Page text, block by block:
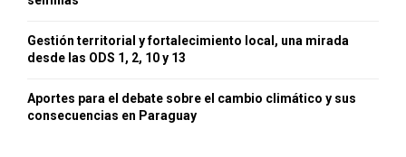
Gestión territorial y fortalecimiento local, una mirada
desde las ODS 1, 2, 10 y 13
Aportes para el debate sobre el cambio climático y sus
consecuencias en Paraguay